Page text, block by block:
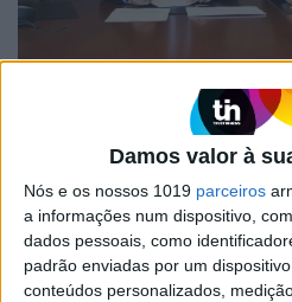
Damos valor à
Nós e os nossos 1019 parceiros
a informações num dispositivo,
dados pessoais, como
padrão enviadas por um
conteúdos personalizados,
Negócio assinado:
novo proprietário
Com 12 títulos, adquiridos
que representam um
milhões de leitores, o
in News torna-se um dos
comunicação social